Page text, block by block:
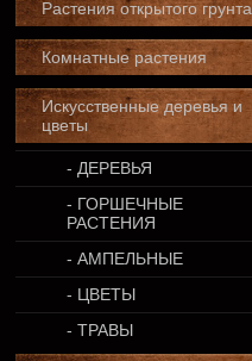
Растения открытого грунта
Комнатные растения
Искусственные деревья и
цветы
- ДЕРЕВЬЯ
- ГОРШЕЧНЫЕ
РАСТЕНИЯ
- АМПЕЛЬНЫЕ
- ЦВЕТЫ
- ТРАВЫ